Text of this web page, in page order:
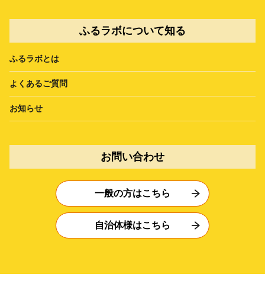
ふるラボについて知る
ふるラボとは
よくあるご質問
お知らせ
お問い合わせ
一般の方はこちら
自治体様はこちら